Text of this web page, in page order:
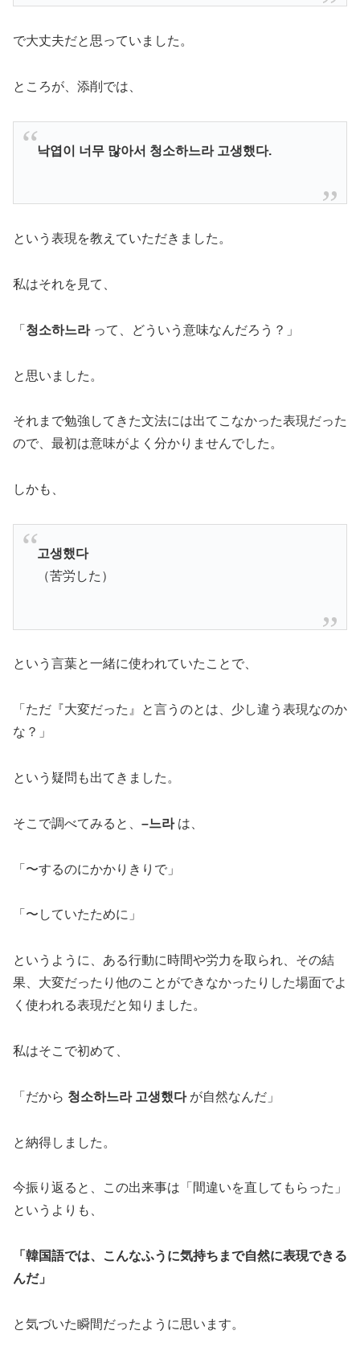
で大丈夫だと思っていました。
ところが、添削では、
낙엽이 너무 많아서 청소하느라 고생했다.
という表現を教えていただきました。
私はそれを見て、
「 청소하느라って、どういう意味なんだろう？」
と思いました。
それまで勉強してきた文法には出てこなかった表現だった
ので、最初は意味がよく分かりませんでした。
しかも、
고생했다
（苦労した）
という言葉と一緒に使われていたことで、
「ただ『大変だった』と言うのとは、少し違う表現なのか
な？」
という疑問も出てきました。
そこで調べてみると、 –느라は、
「〜するのにかかりきりで」
「〜していたために」
というように、ある行動に時間や労力を取られ、その結
果、大変だったり他のことができなかったりした場面でよ
く使われる表現だと知りました。
私はそこで初めて、
「だから 청소하느라 고생했다が自然なんだ」
と納得しました。
今振り返ると、この出来事は「間違いを直してもらった」
というよりも、
「韓国語では、こんなふうに気持ちまで自然に表現できる
んだ」
と気づいた瞬間だったように思います。